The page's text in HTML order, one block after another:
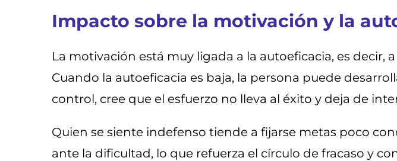
Impacto sobre la motivación y la
La motivación está muy ligada a la autoeficacia, es decir,
Cuando la autoeficacia es baja, la persona puede
control, cree que el esfuerzo no lleva al éxito y deja de
Quien se siente indefenso tiende a fijarse metas poco
ante la dificultad, lo que refuerza el círculo de fracaso y